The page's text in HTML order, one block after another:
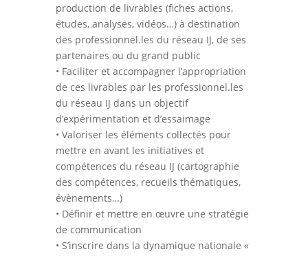
production de livrables (fiches actions,
études, analyses, vidéos…) à destination
des professionnel.les du réseau IJ, de ses
partenaires ou du grand public
• Faciliter et accompagner l’appropriation
de ces livrables par les professionnel.les
du réseau IJ dans un objectif
d’expérimentation et d’essaimage
• Valoriser les éléments collectés pour
mettre en avant les initiatives et
compétences du réseau IJ (cartographie
des compétences, recueils thématiques,
évènements…)
• Définir et mettre en œuvre une stratégie
de communication
• S’inscrire dans la dynamique nationale «